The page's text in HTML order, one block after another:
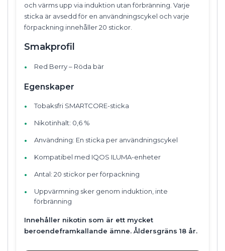
och värms upp via induktion utan förbränning. Varje
sticka är avsedd för en användningscykel och varje
förpackning innehåller 20 stickor.
Smakprofil
Red Berry – Röda bär
Egenskaper
Tobaksfri SMARTCORE-sticka
Nikotinhalt: 0,6 %
Användning: En sticka per användningscykel
Kompatibel med IQOS ILUMA-enheter
Antal: 20 stickor per förpackning
Uppvärmning sker genom induktion, inte
förbränning
Innehåller nikotin som är ett mycket
beroendeframkallande ämne. Åldersgräns 18 år.